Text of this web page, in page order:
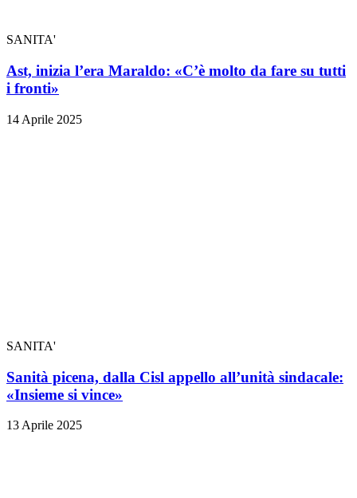
SANITA'
Ast, inizia l’era Maraldo: «C’è molto da fare su tutti
i fronti»
14 Aprile 2025
SANITA'
Sanità picena, dalla Cisl appello all’unità sindacale:
«Insieme si vince»
13 Aprile 2025